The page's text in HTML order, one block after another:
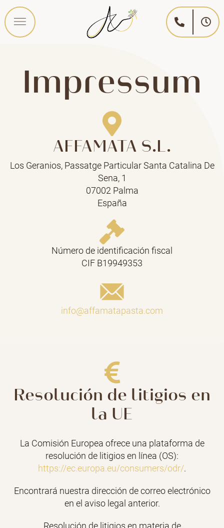
Impressum
AFFAMATA S.L.
Los Geranios, Passatge Particular Santa Catalina De
Sena, 1
07002 Palma
España
Número de identificación fiscal
CIF B19949353
info@affamatapasta.com
Resolución de litigios en
la UE
La Comisión Europea ofrece una plataforma de
resolución de litigios en línea (OS):
https://ec.europa.eu/consumers/odr/.
Encontrará nuestra dirección de correo electrónico
en el aviso legal anterior.
Resolución de litigios en materia de